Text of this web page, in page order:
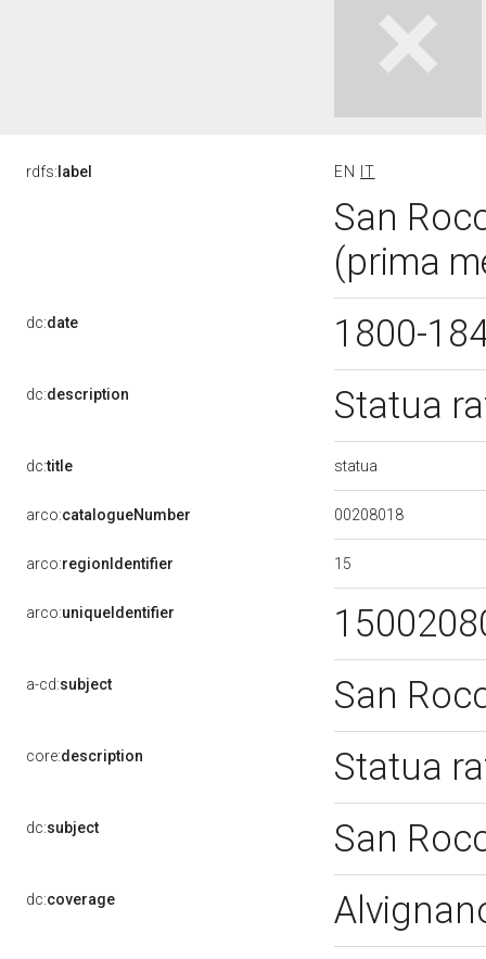
rdfs: label EN IT
San
(prima
dc:date 1800-
dc:description Statua
dc:title statua
arco:catalogueNumber 00208018
arco:regionIdentifier 15
arco:uniqueIdentifier
a-cd:subject San
core:description Statua
dc:subject San
dc:coverage